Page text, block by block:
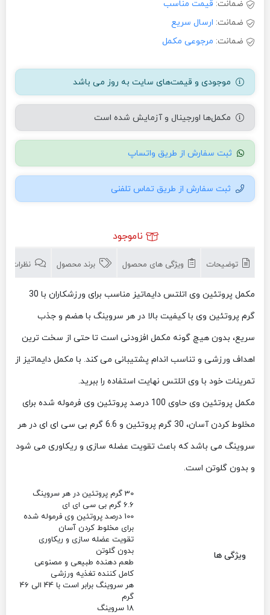
ضمانت: قیمت مناسب
ضمانت: ارسال سریع
ضمانت: مرجوعی مکمل
موجودی و قیمت‌های سایت به روز می باشد
مکمل‌ها اورجینال و آزمایش شده است
ثبت سفارش از طریق واتساپ
ثبت سفارش از طریق تماس تلفنی
ناموجود
توضیحات ویژگی های محصول برند محصول نظرات (0)
مکمل پروتئین وی اتلتس دایماتیز مناسب برای ورزشکاران با 30
گرم پروتئین وی با کیفیت بالا در هر سروینگ با هضم و جذب
سریع، بدون هیچ گونه مکمل افزودنی است تا حتی از سخت ترین
اهداف ورزشی و تناسب اندام پشتیبانی می کند. با مکمل دایماتیز از
تمرینات خود با وی اتلتس نهایت استفاده را ببرید.
مکمل پروتئین وی حاوی 100 درصد پروتئین وی فرموله شده برای
مخلوط کردن آسان، 30 گرم پروتئین و 6.6 گرم بی سی ای ای در هر
سروینگ می باشد که باعث تقویت عضله سازی و ریکاوری می شود
و بدون گلوتن است.
ویژگی ها
30 گرم پروتئین در هر سروینگ
6.6 گرم بی سی ای ای
100 درصد پروتئین وی فرموله شده
برای مخلوط کردن آسان
تقویت عضله سازی و ریکاوری
بدون گلوتن
طعم دهنده طبیعی و مصنوعی
کامل کننده تغذیه ورزشی
هر سروینگ برابر است با 44 الی 46
گرم
18 سروینگ